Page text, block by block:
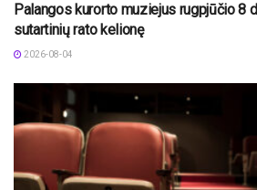
Palangos kurorto muziejus rugpjūčio 8
sutartinių rato kelionę
2026-08-04